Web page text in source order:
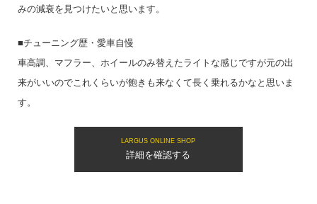
みの減衰を見つけたいと思います。
■チューニング歴・愛車自慢
車高調、マフラー、ホイールのみ替えたライトな感じですが元の出
来がいいのでこれくらいが飽きも来なくて長く乗れるかなと思いま
す。
LARGUS ONLINE SHOP
詳細を確認する